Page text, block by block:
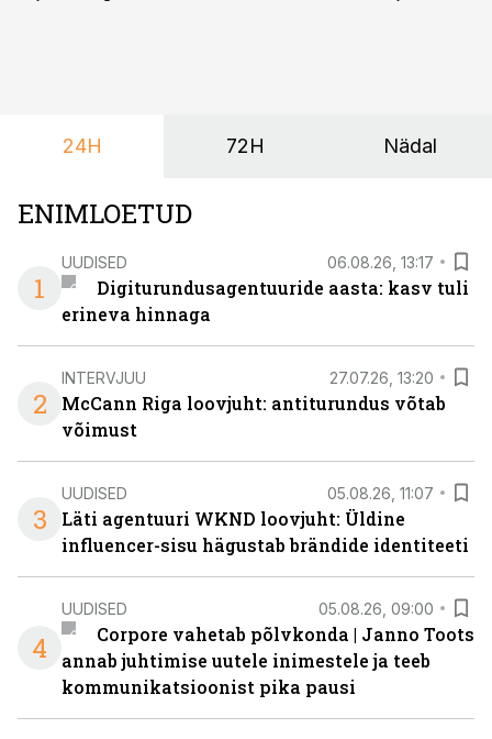
nendele vajadustele vastanud uuendusega, mis pakub
24H 72H Nädal
ENIMLOETUD
1
UUDISED 06.08.26, 13:17
Digiturundusagentuuride aasta: kasv tuli
erineva hinnaga
2
INTERVJUU 27.07.26, 13:20
McCann Riga loovjuht: antiturundus võtab
võimust
3
UUDISED 05.08.26, 11:07
Läti agentuuri WKND loovjuht: Üldine
influencer-sisu hägustab brändide identiteeti
4
UUDISED 05.08.26, 09:00
Corpore vahetab põlvkonda | Janno Toots
annab juhtimise uutele inimestele ja teeb
kommunikatsioonist pika pausi